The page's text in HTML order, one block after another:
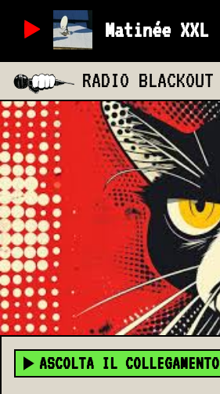
Matinée XXL
RADIO BLACKOUT
ASCOLTA IL COLLEGAMENTO